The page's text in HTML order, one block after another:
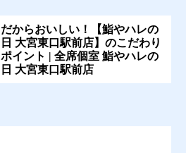
だからおいしい！【鮨やハレの
日 大宮東口駅前店】のこだわり
ポイント | 全席個室 鮨やハレの
日 大宮東口駅前店